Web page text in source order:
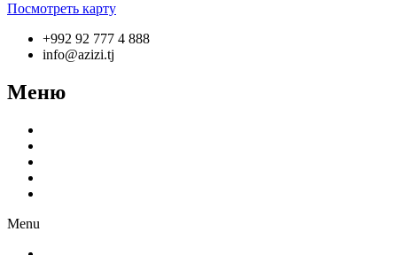
Посмотреть карту
+992 92 777 4 888
info@azizi.tj
Меню
Menu